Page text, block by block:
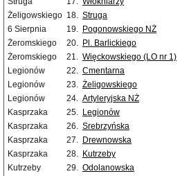
Żeligowskiego 18. Struga
6 Sierpnia
19. Pogonowskiego NŻ
Żeromskiego
20. Pl. Barlickiego
Żeromskiego
21. Więckowskiego (LO nr 1)
Legionów
22. Cmentarna
Legionów
23. Żeligowskiego
Legionów
24. Artyleryjska NŻ
Kasprzaka
25. Legionów
Kasprzaka
26. Srebrzyńska
Kasprzaka
27. Drewnowska
Kasprzaka
28. Kutrzeby
Kutrzeby
29. Odolanowska